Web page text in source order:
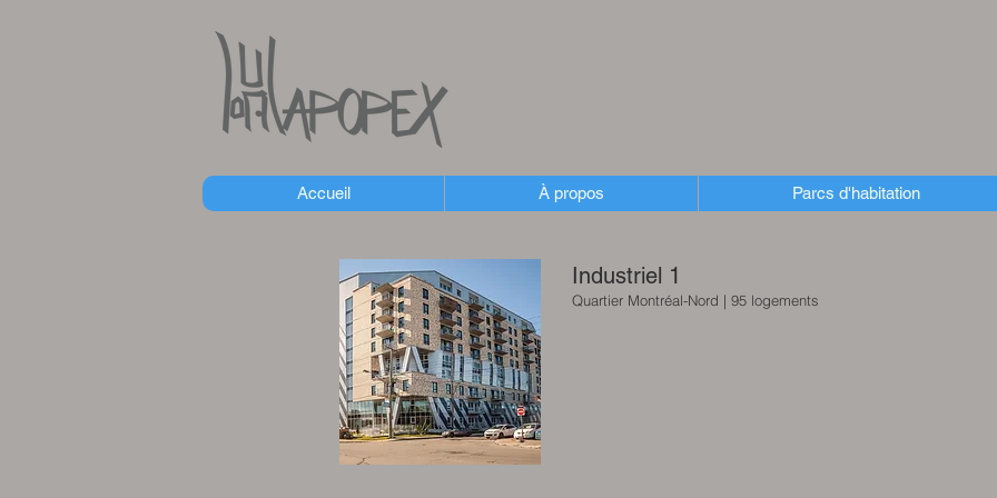
Accueil À propos Parcs d'habitation
Industriel 1
Quartier Montréal-Nord | 95 logements